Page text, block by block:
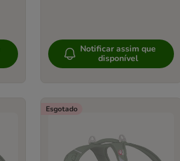
Notificar assim que
disponível
Esgotado